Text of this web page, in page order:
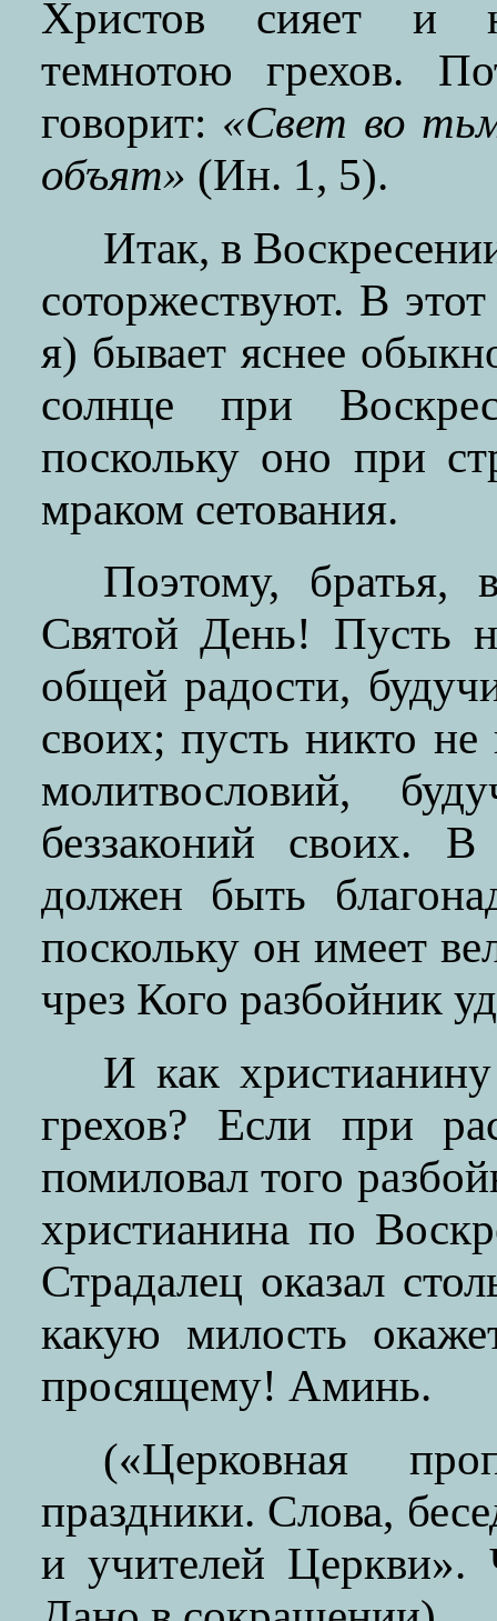
Христов сияет и
темнотою грехов.
говорит: «Свет во
объят» (Ин. 1, 5).
Итак, в
соторжествуют. В
я) бывает яснее
солнце при
поскольку оно при
мраком сетования.
Поэтому, братья,
Святой День! Пусть
общей радости,
своих; пусть никто не
молитвословий,
беззаконий своих.
должен быть
поскольку он имеет
чрез Кого разбойник
И как
грехов? Если при
помиловал того
христианина по
Страдалец оказал
какую милость
просящему! Аминь.
(«Церковная
праздники. Слова,
и учителей